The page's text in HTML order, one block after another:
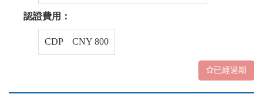
認證費用：
CDP CNY 800
已經過期